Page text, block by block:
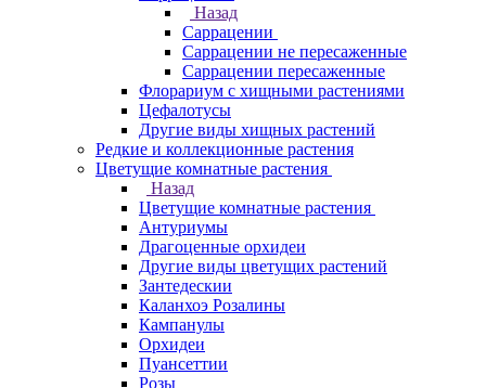
Назад
Саррацении
Саррацении не пересаженные
Саррацении пересаженные
Флорариум с хищными растениями
Цефалотусы
Другие виды хищных растений
Редкие и коллекционные растения
Цветущие комнатные растения
Назад
Цветущие комнатные растения
Антуриумы
Драгоценные орхидеи
Другие виды цветущих растений
Зантедескии
Каланхоэ Розалины
Кампанулы
Орхидеи
Пуансеттии
Розы